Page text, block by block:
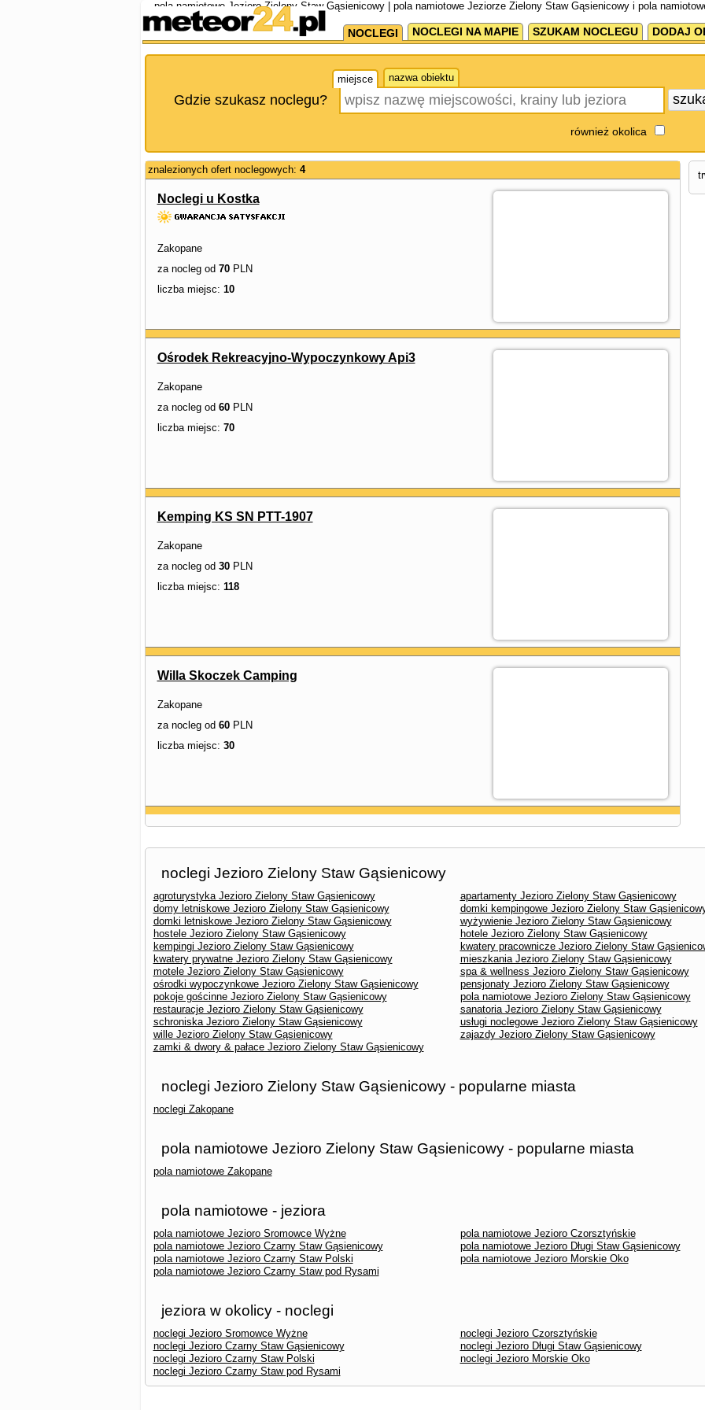
pola namiotowe Jezioro Zielony Staw Gąsienicowy | pola namiotowe Jeziorze Zielony Staw Gąsienicowy i pola
NOCLEGI NOCLEGI NA MAPIE SZUKAM NOCLEGU DODAJ
miejsce nazwa obiektu
Gdzie szukasz noclegu?
również okolica
znalezionych ofert noclegowych: 4
Noclegi u Kostka
Zakopane
za nocleg od 70PLN
liczba miejsc: 10
Ośrodek Rekreacyjno-Wypoczynkowy Api3
Zakopane
za nocleg od 60PLN
liczba miejsc: 70
Kemping KS SN PTT-1907
Zakopane
za nocleg od 30PLN
liczba miejsc: 118
Willa Skoczek Camping
Zakopane
za nocleg od 60PLN
liczba miejsc: 30
noclegi Jezioro Zielony Staw Gąsienicowy
agroturystyka Jezioro Zielony Staw Gąsienicowy
apartamenty Jezioro Zielony Staw Gąsienicowy
domy letniskowe Jezioro Zielony Staw Gąsienicowy
domki kempingowe Jezioro Zielony Staw
domki letniskowe Jezioro Zielony Staw Gąsienicowy
wyżywienie Jezioro Zielony Staw Gąsienicowy
hostele Jezioro Zielony Staw Gąsienicowy
hotele Jezioro Zielony Staw Gąsienicowy
kempingi Jezioro Zielony Staw Gąsienicowy
kwatery pracownicze Jezioro Zielony Staw
kwatery prywatne Jezioro Zielony Staw Gąsienicowy
mieszkania Jezioro Zielony Staw Gąsienicowy
motele Jezioro Zielony Staw Gąsienicowy
spa & wellness Jezioro Zielony Staw Gąsienicowy
ośrodki wypoczynkowe Jezioro Zielony Staw Gąsienicowy
pensjonaty Jezioro Zielony Staw Gąsienicowy
pokoje gościnne Jezioro Zielony Staw Gąsienicowy
pola namiotowe Jezioro Zielony Staw Gąsienicowy
restauracje Jezioro Zielony Staw Gąsienicowy
sanatoria Jezioro Zielony Staw Gąsienicowy
schroniska Jezioro Zielony Staw Gąsienicowy
usługi noclegowe Jezioro Zielony Staw Gąsienicowy
wille Jezioro Zielony Staw Gąsienicowy
zajazdy Jezioro Zielony Staw Gąsienicowy
zamki & dwory & pałace Jezioro Zielony Staw Gąsienicowy
noclegi Jezioro Zielony Staw Gąsienicowy - popularne miasta
noclegi Zakopane
pola namiotowe Jezioro Zielony Staw Gąsienicowy - popularne miasta
pola namiotowe Zakopane
pola namiotowe - jeziora
pola namiotowe Jezioro Sromowce Wyżne
pola namiotowe Jezioro Czorsztyńskie
pola namiotowe Jezioro Czarny Staw Gąsienicowy
pola namiotowe Jezioro Długi Staw Gąsienicowy
pola namiotowe Jezioro Czarny Staw Polski
pola namiotowe Jezioro Morskie Oko
pola namiotowe Jezioro Czarny Staw pod Rysami
jeziora w okolicy - noclegi
noclegi Jezioro Sromowce Wyżne
noclegi Jezioro Czorsztyńskie
noclegi Jezioro Czarny Staw Gąsienicowy
noclegi Jezioro Długi Staw Gąsienicowy
noclegi Jezioro Czarny Staw Polski
noclegi Jezioro Morskie Oko
noclegi Jezioro Czarny Staw pod Rysami